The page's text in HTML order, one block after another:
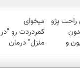
پژو
بدون
و
میخوای
کمردردت رو "در
منزل" درمان
کنی؟ (◂فیلم +
◂پرسش‌نامه)